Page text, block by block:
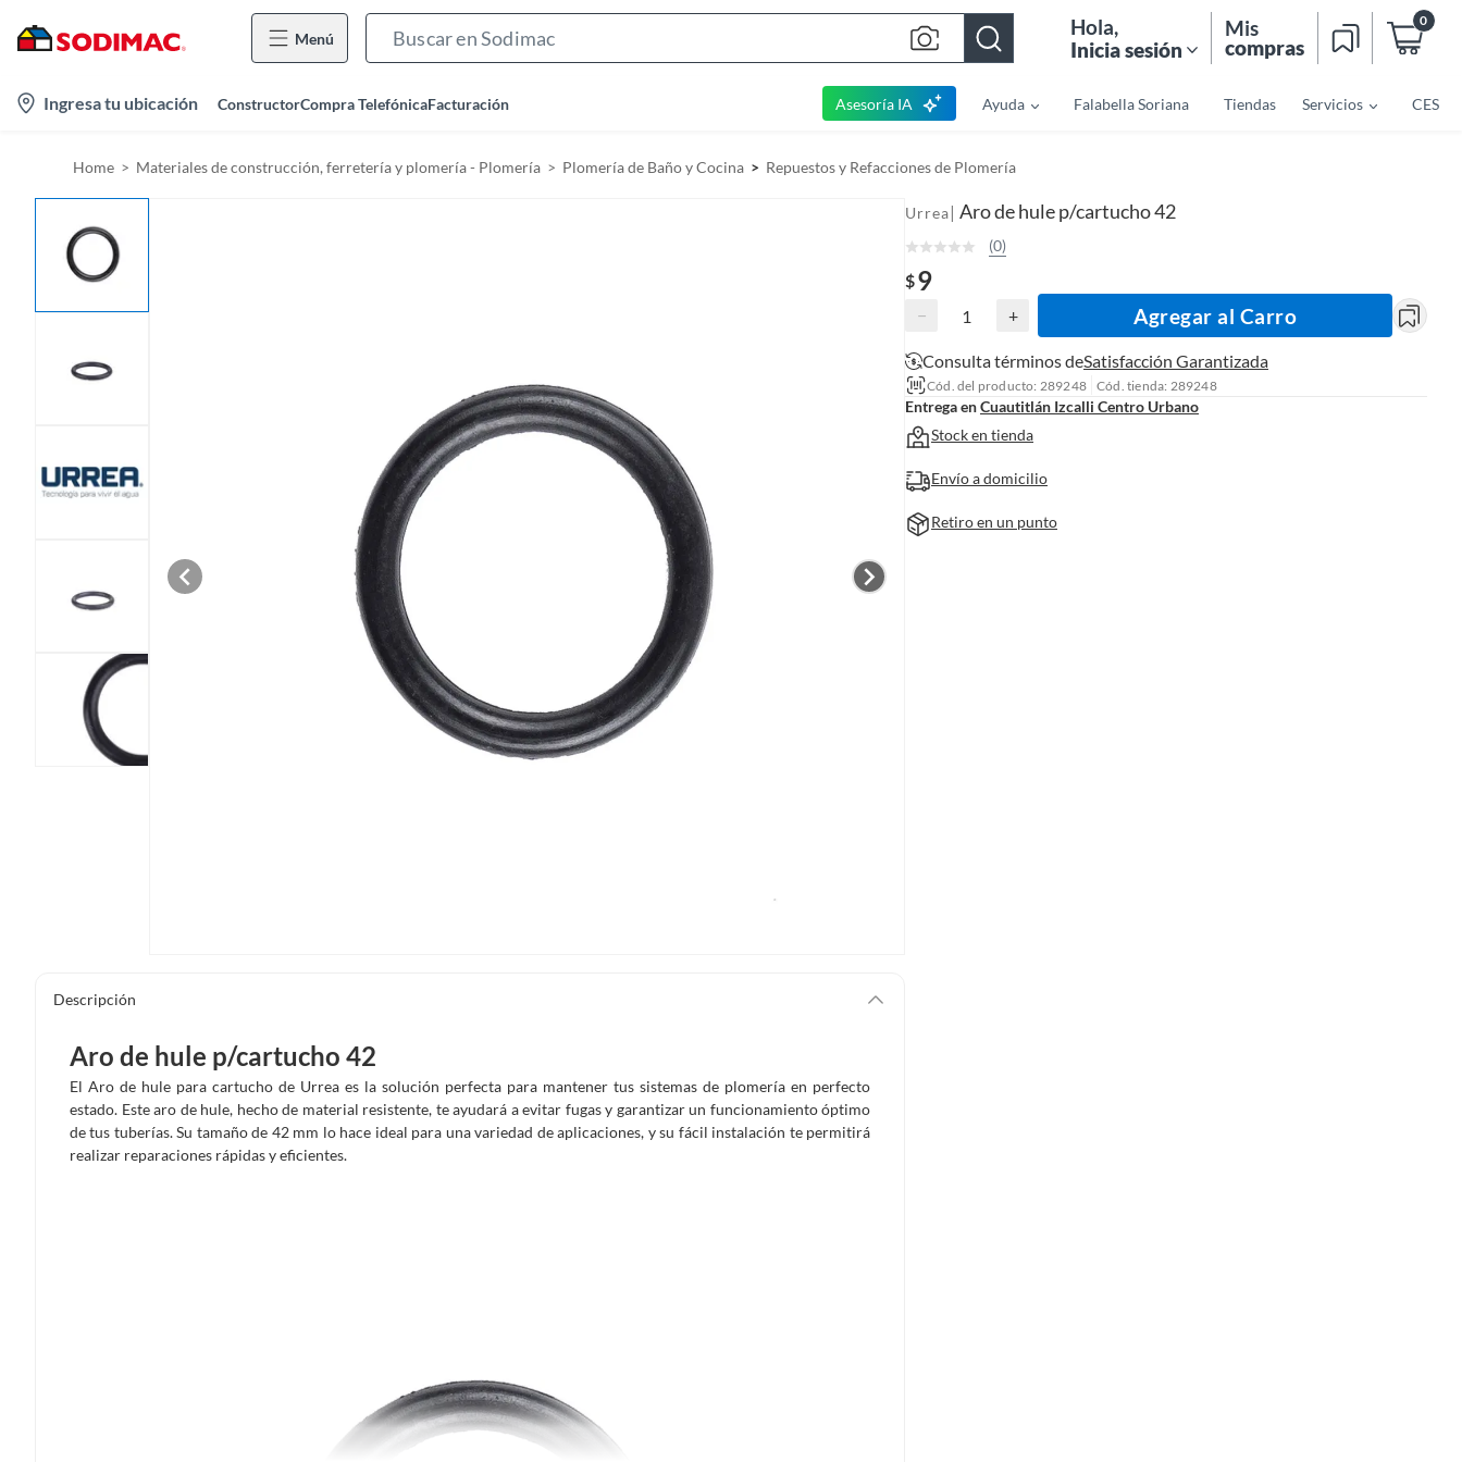
Menú
h
Hola,
Inicia sesión
Mis
compras
0
Ingresa tu ubicación ConstructorCompra TelefónicaFacturación Asesoría IA Ayuda Falabella Soriana Tiendas Servicios CES
Home Materiales de construcción, ferretería y plomería - Plomería Plomería de Baño y Cocina Repuestos y Refacciones de Plomería
Descripción
Aro de hule p/cartucho 42
El Aro de hule para cartucho de Urrea es la solución perfecta para mantener tus sistemas de plomería en perfecto
estado. Este aro de hule, hecho de material resistente, te ayudará a evitar fugas y garantizar un funcionamiento óptimo
de tus tuberías. Su tamaño de 42 mm lo hace ideal para una variedad de aplicaciones, y su fácil instalación te permitirá
realizar reparaciones rápidas y eficientes.
Urrea| Aro de hule p/cartucho 42
(0)
$9
− + Agregar al Carro
Consulta términos deSatisfacción Garantizada
Cód. del producto: 289248 Cód. tienda: 289248
Entrega enCuautitlán Izcalli Centro Urbano
Stock en tienda
Envío a domicilio
Retiro en un punto